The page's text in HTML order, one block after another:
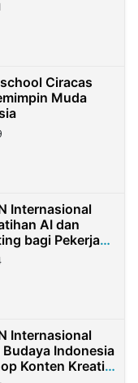
Ciracas
Muda
Internasional
AI dan
bagi Pekerja
di Taiwan
Internasional
Indonesia
Konten Kreatif